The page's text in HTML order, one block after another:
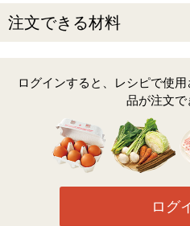
注文できる材料
ログインすると、レシピで使
品が注文で
ログ